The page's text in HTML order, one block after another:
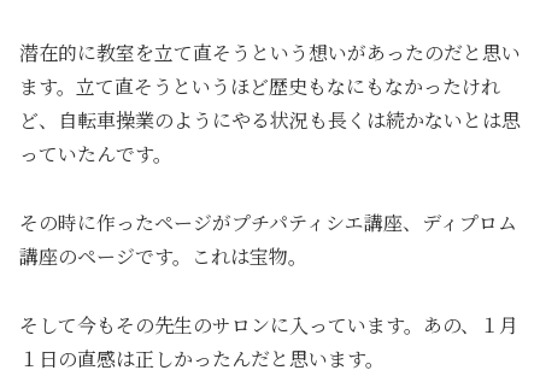
潜在的に教室を立て直そうという想いがあったのだと思い
ます。立て直そうというほど歴史もなにもなかったけれ
ど、自転車操業のようにやる状況も長くは続かないとは思
っていたんです。
その時に作ったページがプチパティシエ講座、ディプロム
講座のページです。これは宝物。
そして今もその先生のサロンに入っています。あの、１月
１日の直感は正しかったんだと思います。